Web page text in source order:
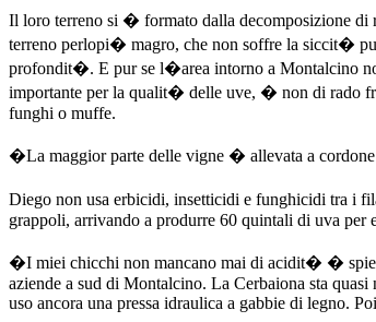
Il loro terreno si � formato dalla decomposizione
terreno perlopi� magro, che non soffre la siccit�
profondit�. E pur se l�area intorno a Montalcino
importante per la qualit� delle uve, � non di rado
funghi o muffe.
�La maggior parte delle vigne � allevata a
Diego non usa erbicidi, insetticidi e funghicidi tra i
grappoli, arrivando a produrre 60 quintali di uva per
�I miei chicchi non mancano mai di acidit� �
aziende a sud di Montalcino. La Cerbaiona sta
uso ancora una pressa idraulica a gabbie di legno.